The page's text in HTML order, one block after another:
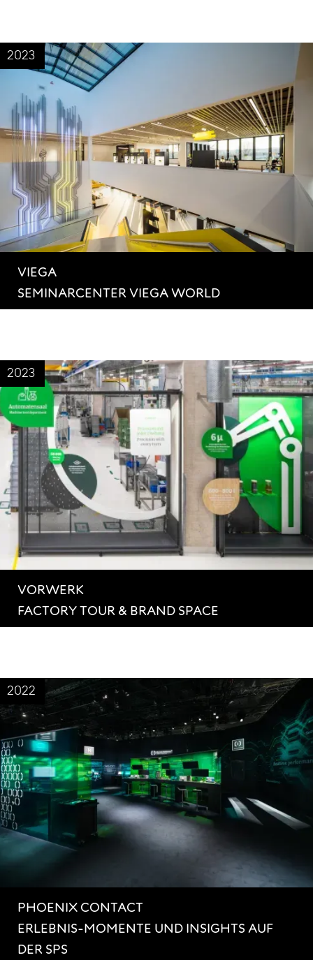
2023
VIEGA
SEMINARCENTER VIEGA WORLD
2023
VORWERK
FACTORY TOUR & BRAND SPACE
2022
PHOENIX CONTACT
ERLEBNIS-MOMENTE UND INSIGHTS AUF
DER SPS